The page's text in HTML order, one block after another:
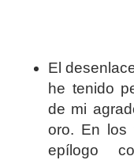
El
he tenido
de mi
oro. En los
epílogo